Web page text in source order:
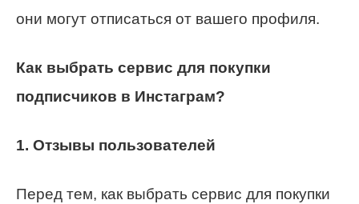
они могут отписаться от вашего профиля.
Как выбрать сервис для покупки
подписчиков в Инстаграм?
1. Отзывы пользователей
Перед тем, как выбрать сервис для покупки